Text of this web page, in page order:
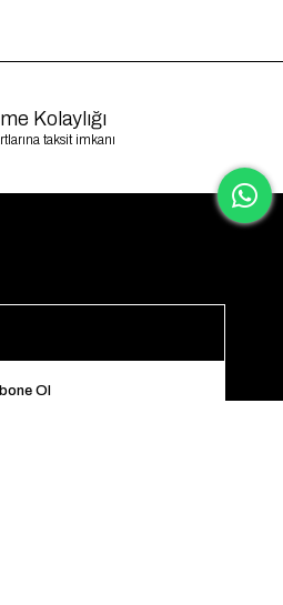
Kolaylığı
taksit imkanı
Ol